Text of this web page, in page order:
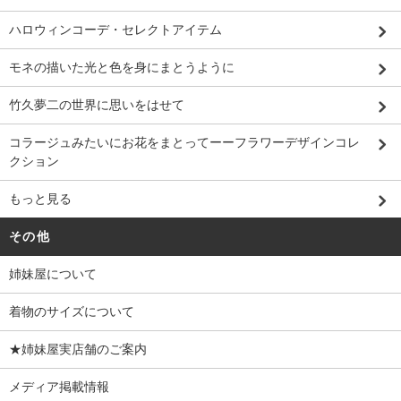
ハロウィンコーデ・セレクトアイテム
モネの描いた光と色を身にまとうように
竹久夢二の世界に思いをはせて
コラージュみたいにお花をまとってーーフラワーデザインコレ
クション
もっと見る
その他
姉妹屋について
着物のサイズについて
★姉妹屋実店舗のご案内
メディア掲載情報